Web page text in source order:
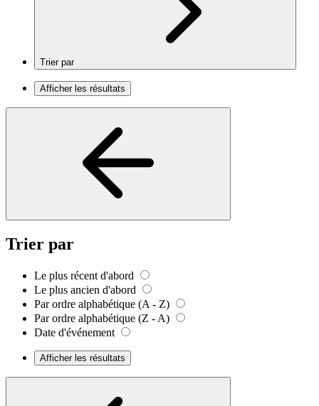
Trier par
Afficher les résultats
Trier par
Le plus récent d'abord
Le plus ancien d'abord
Par ordre alphabétique (A - Z)
Par ordre alphabétique (Z - A)
Date d'événement
Afficher les résultats